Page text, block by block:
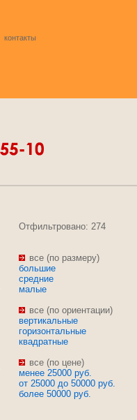
контакты
Отфильтровано: 274
все (по размеру)
большие
средние
малые
все (по ориентации)
вертикальные
горизонтальные
квадратные
все (по цене)
менее 25000 руб.
от 25000 до 50000 руб.
более 50000 руб.